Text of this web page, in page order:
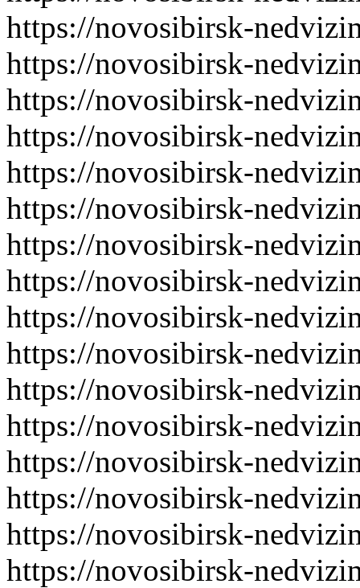
https://novosibirsk-
https://novosibirsk-
https://novosibirsk-
https://novosibirsk-
https://novosibirsk-
https://novosibirsk-
https://novosibirsk-
https://novosibirsk-
https://novosibirsk-
https://novosibirsk-
https://novosibirsk-
https://novosibirsk-
https://novosibirsk-
https://novosibirsk-
https://novosibirsk-
https://novosibirsk-